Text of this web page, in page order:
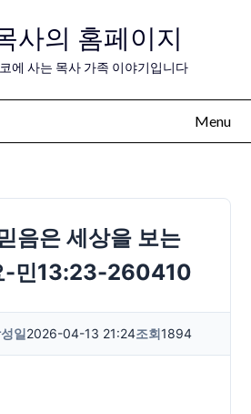
사의 홈페이지
에 사는 목사 가족 이야기입니다
Menu
음은 세상을 보는
-민13:23-260410
일2026-04-13 21:24조회1894